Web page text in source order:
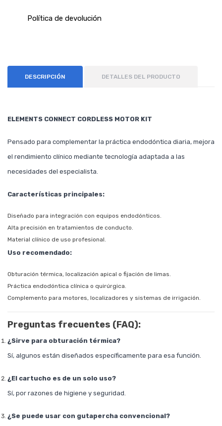
Política de devolución
DESCRIPCIÓN DETALLES DEL PRODUCTO
ELEMENTS CONNECT CORDLESS MOTOR KIT
Pensado para complementar la práctica endodóntica diaria, mejora
el rendimiento clínico mediante tecnología adaptada a las
necesidades del especialista.
Características principales:
Diseñado para integración con equipos endodónticos.
Alta precisión en tratamientos de conducto.
Material clínico de uso profesional.
Uso recomendado:
Obturación térmica, localización apical o fijación de limas.
Práctica endodóntica clínica o quirúrgica.
Complemento para motores, localizadores y sistemas de irrigación.
Preguntas frecuentes (FAQ):
¿Sirve para obturación térmica?
Sí, algunos están diseñados específicamente para esa función.
¿El cartucho es de un solo uso?
Sí, por razones de higiene y seguridad.
¿Se puede usar con gutapercha convencional?